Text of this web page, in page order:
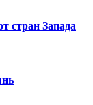
стран Запада